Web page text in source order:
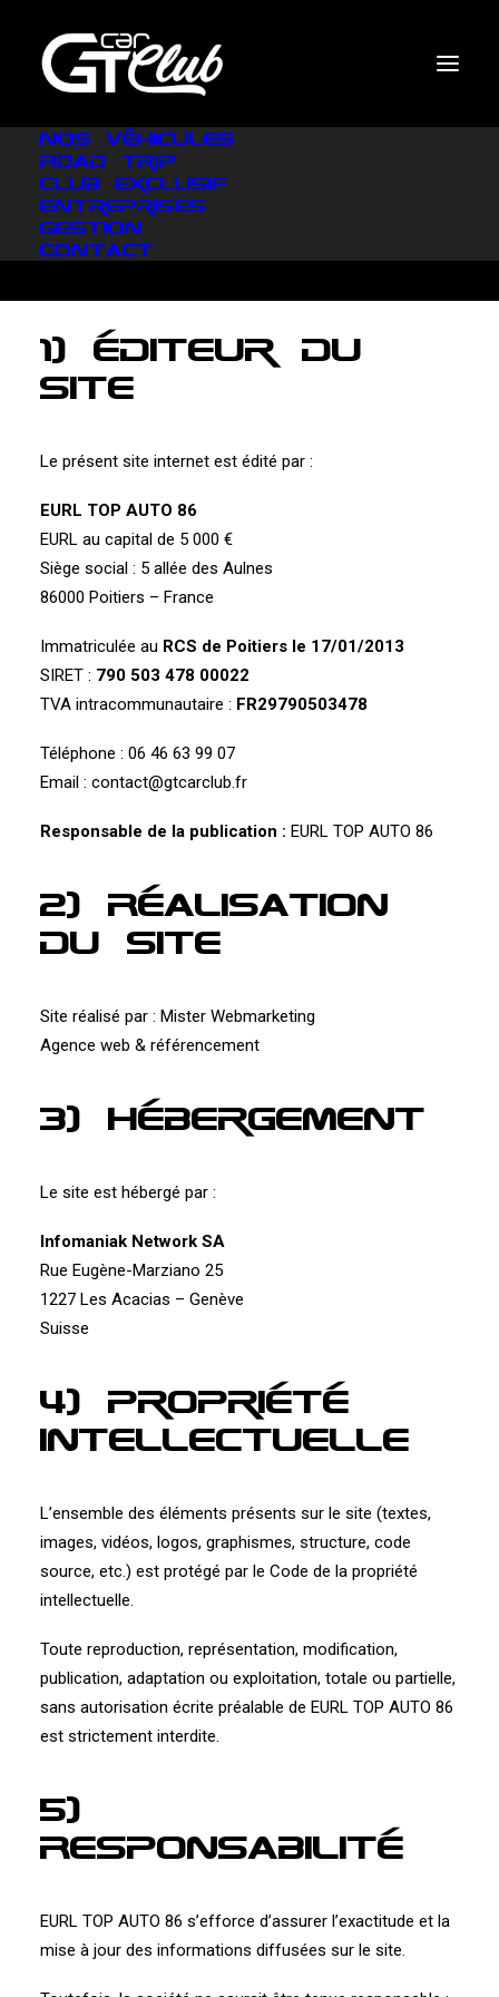
Nos véhicules
Road Trip
Club exclusif
Entreprises
Gestion
Contact
MENTIONS
LÉGALES
1) Éditeur du
site
Le présent site internet est édité par :
EURL TOP AUTO 86
EURL au capital de 5 000 €
Siège social : 5 allée des Aulnes
86000 Poitiers – France
Immatriculée au RCS de Poitiers le 17/01/2013
SIRET : 790 503 478 00022
TVA intracommunautaire : FR29790503478
Téléphone : 06 46 63 99 07
Email : contact@gtcarclub.fr
Responsable de la publication : EURL TOP AUTO 86
2) Réalisation
du site
Site réalisé par : Mister Webmarketing
Agence web & référencement
3) Hébergement
Le site est hébergé par :
Infomaniak Network SA
Rue Eugène-Marziano 25
1227 Les Acacias – Genève
Suisse
4) Propriété
intellectuelle
L’ensemble des éléments présents sur le site (textes,
images, vidéos, logos, graphismes, structure, code
source, etc.) est protégé par le Code de la propriété
intellectuelle.
Toute reproduction, représentation, modification,
publication, adaptation ou exploitation, totale ou partielle,
sans autorisation écrite préalable de EURL TOP AUTO 86
est strictement interdite.
5)
Responsabilité
EURL TOP AUTO 86 s’efforce d’assurer l’exactitude et la
mise à jour des informations diffusées sur le site.